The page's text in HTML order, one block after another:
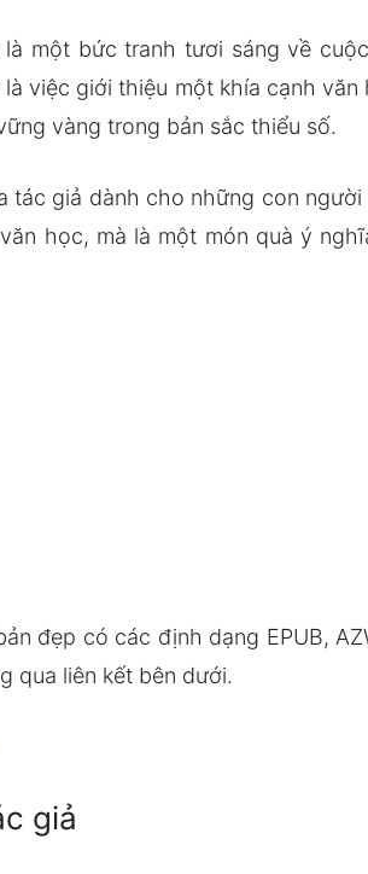
một bức tranh tươi sáng về
việc giới thiệu một khía cạnh văn
vàng trong bản sắc thiểu số.
giả dành cho những con
học, mà là một món quà ý
đẹp có các định dạng EPUB,
qua liên kết bên dưới.
giả